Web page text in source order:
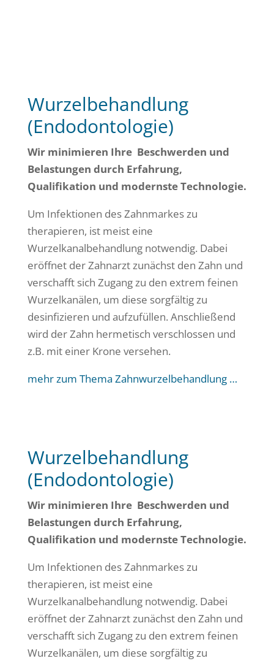
Wurzelbehandlung
(Endodontologie)
Wir minimieren Ihre Beschwerden und
Belastungen durch Erfahrung,
Qualifikation und modernste Technologie.
Um Infektionen des Zahnmarkes zu
therapieren, ist meist eine
Wurzelkanalbehandlung notwendig. Dabei
eröffnet der Zahnarzt zunächst den Zahn und
verschafft sich Zugang zu den extrem feinen
Wurzelkanälen, um diese sorgfältig zu
desinfizieren und aufzufüllen. Anschließend
wird der Zahn hermetisch verschlossen und
z.B. mit einer Krone versehen.
mehr zum Thema Zahnwurzelbehandlung …
Wurzelbehandlung
(Endodontologie)
Wir minimieren Ihre Beschwerden und
Belastungen durch Erfahrung,
Qualifikation und modernste Technologie.
Um Infektionen des Zahnmarkes zu
therapieren, ist meist eine
Wurzelkanalbehandlung notwendig. Dabei
eröffnet der Zahnarzt zunächst den Zahn und
verschafft sich Zugang zu den extrem feinen
Wurzelkanälen, um diese sorgfältig zu